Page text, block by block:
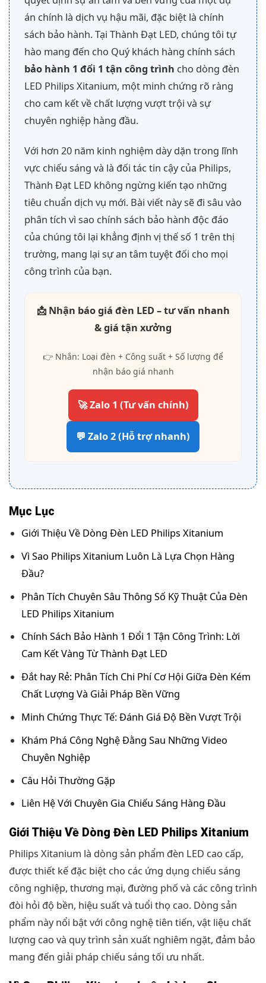
án chính là dịch vụ hậu mãi, đặc biệt là chính
sách bảo hành. Tại Thành Đạt LED, chúng tôi tự
hào mang đến cho Quý khách hàng chính sách
bảo hành 1 đổi 1 tận công trình cho dòng đèn
LED Philips Xitanium, một minh chứng rõ ràng
cho cam kết về chất lượng vượt trội và sự
chuyên nghiệp hàng đầu.
Với hơn 20 năm kinh nghiệm dày dặn trong lĩnh
vực chiếu sáng và là đối tác tin cậy của Philips,
Thành Đạt LED không ngừng kiến tạo những
tiêu chuẩn dịch vụ mới. Bài viết này sẽ đi sâu vào
phân tích vì sao chính sách bảo hành độc đáo
của chúng tôi lại khẳng định vị thế số 1 trên thị
trường, mang lại sự an tâm tuyệt đối cho mọi
công trình của bạn.
📩 Nhận báo giá đèn LED – tư vấn nhanh
& giá tận xưởng
👉 Nhắn: Loại đèn + Công suất + Số lượng để
nhận báo giá nhanh
🚀 Zalo 1 (Tư vấn chính)
💬 Zalo 2 (Hỗ trợ nhanh)
Mục Lục
Giới Thiệu Về Dòng Đèn LED Philips Xitanium
Vì Sao Philips Xitanium Luôn Là Lựa Chọn Hàng
Đầu?
Phân Tích Chuyên Sâu Thông Số Kỹ Thuật Của Đèn
LED Philips Xitanium
Chính Sách Bảo Hành 1 Đổi 1 Tận Công Trình: Lời
Cam Kết Vàng Từ Thành Đạt LED
Đắt hay Rẻ: Phân Tích Chi Phí Cơ Hội Giữa Đèn Kém
Chất Lượng Và Giải Pháp Bền Vững
Minh Chứng Thực Tế: Đánh Giá Độ Bền Vượt Trội
Khám Phá Công Nghệ Đằng Sau Những Video
Chuyên Nghiệp
Câu Hỏi Thường Gặp
Liên Hệ Với Chuyên Gia Chiếu Sáng Hàng Đầu
Giới Thiệu Về Dòng Đèn LED Philips Xitanium
Philips Xitanium là dòng sản phẩm đèn LED cao cấp,
được thiết kế đặc biệt cho các ứng dụng chiếu sáng
công nghiệp, thương mại, đường phố và các công trình
đòi hỏi độ bền, hiệu suất và tuổi thọ cao. Dòng sản
phẩm này nổi bật với công nghệ tiên tiến, vật liệu chất
lượng cao và quy trình sản xuất nghiêm ngặt, đảm bảo
mang đến giải pháp chiếu sáng tối ưu nhất.